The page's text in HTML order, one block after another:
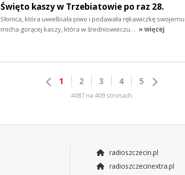
Święto kaszy w Trzebiatowie po raz 28.
Słonica, która uwielbiała piwo i podawała rękawiczkę
micha gorącej kaszy, która w średniowieczu… » więcej
1 2 3 4 5
4087 na 409 stronach
radioszczecin.pl
radioszczecinextra.pl